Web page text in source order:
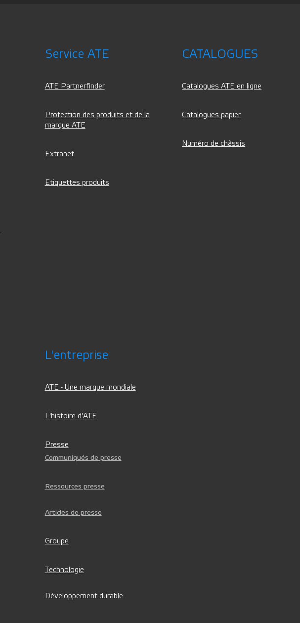
Service ATE
ATE Partnerfinder
Protection des produits et de la
marque ATE
Extranet
Etiquettes produits
CATALOGUES
Catalogues ATE en ligne
Catalogues papier
Numéro de châssis
L'entreprise
ATE - Une marque mondiale
L'histoire d'ATE
Presse
Communiqués de presse
Ressources presse
Articles de presse
Groupe
Technologie
Développement durable